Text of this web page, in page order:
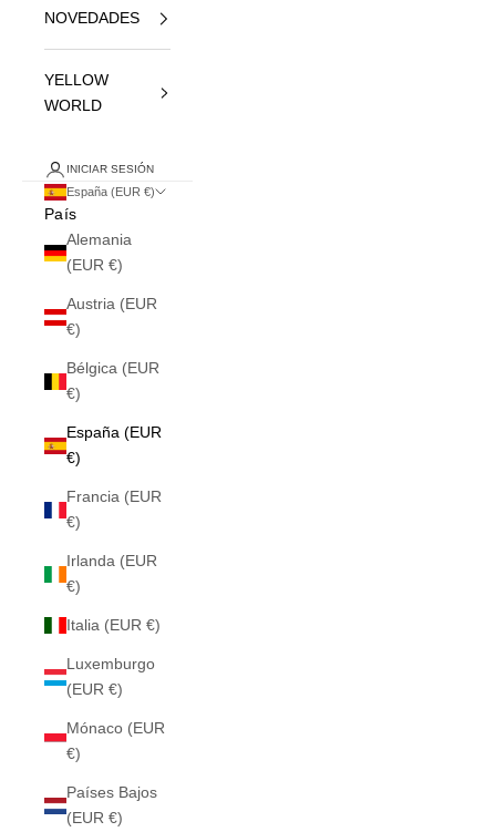
NOVEDADES
YELLOW
WORLD
INICIAR SESIÓN
España (EUR €)
País
Alemania
(EUR €)
Austria (EUR
€)
Bélgica (EUR
€)
España (EUR
€)
Francia (EUR
€)
Irlanda (EUR
€)
Italia (EUR €)
Luxemburgo
(EUR €)
Mónaco (EUR
€)
Países Bajos
(EUR €)